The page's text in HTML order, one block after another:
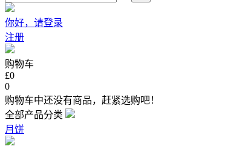
你好，请登录
注册
购物车
£0
0
购物车中还没有商品，赶紧选购吧！
全部产品分类
月饼